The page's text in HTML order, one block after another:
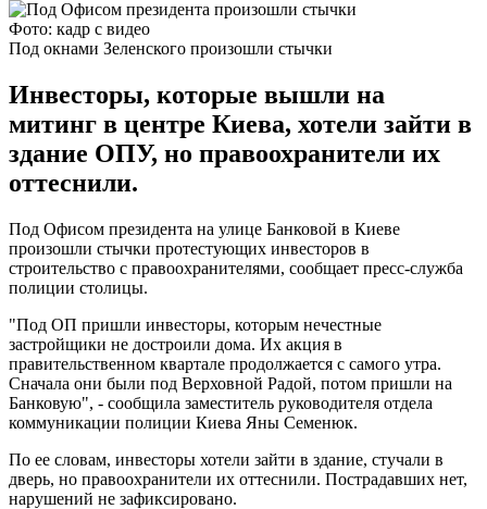
Фото: кадр с видео
Под окнами Зеленского произошли стычки
Инвесторы, которые вышли на
митинг в центре Киева, хотели зайти в
здание ОПУ, но правоохранители их
оттеснили.
Под Офисом президента на улице Банковой в Киеве
произошли стычки протестующих инвесторов в
строительство с правоохранителями, сообщает пресс-служба
полиции столицы.
"Под ОП пришли инвесторы, которым нечестные
застройщики не достроили дома. Их акция в
правительственном квартале продолжается с самого утра.
Сначала они были под Верховной Радой, потом пришли на
Банковую", - сообщила заместитель руководителя отдела
коммуникации полиции Киева Яны Семенюк.
По ее словам, инвесторы хотели зайти в здание, стучали в
дверь, но правоохранители их оттеснили. Пострадавших нет,
нарушений не зафиксировано.